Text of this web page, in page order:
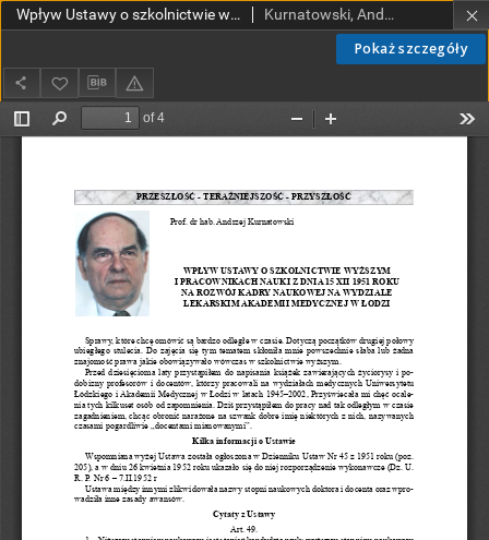
Pokaż szczegóły
Wpływ Ustawy o szkolnictwie wyższym i pracownikachnauki z dnia 15 XII 1952 roku na rozwój kadry naukowej na Wydziale Lekarskim Akademii Medycznej w Łodzi Kurnatowski, Andrzej